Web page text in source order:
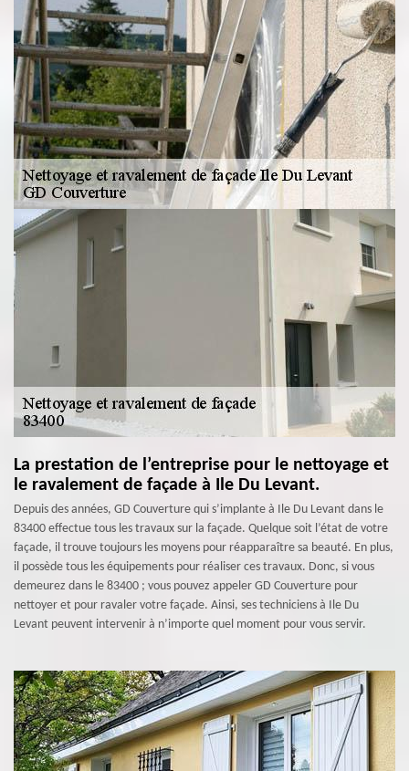
La prestation de l’entreprise pour le nettoyage et
le ravalement de façade à Ile Du Levant.
Depuis des années, GD Couverture qui s’implante à Ile Du Levant dans le
83400 effectue tous les travaux sur la façade. Quelque soit l’état de votre
façade, il trouve toujours les moyens pour réapparaître sa beauté. En plus,
il possède tous les équipements pour réaliser ces travaux. Donc, si vous
demeurez dans le 83400 ; vous pouvez appeler GD Couverture pour
nettoyer et pour ravaler votre façade. Ainsi, ses techniciens à Ile Du
Levant peuvent intervenir à n’importe quel moment pour vous servir.